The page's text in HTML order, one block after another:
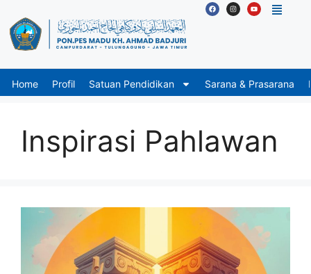
Home Profil Satuan Pendidikan Sarana & Prasarana
Inspirasi Pahlawan